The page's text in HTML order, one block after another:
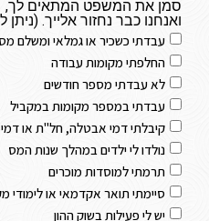
סמן את המשפט המתאים לך,
ואנחנו כבר נחזור אלייך.
עבדתי כשכיר או גמלאי ומשלם
החלפתי מקומות עבודה
לא עבדתי מספר חודשים
עבדתי במספר מקומות במקביל
קיבלתי דמי אבטלה, חל"ת או
נולדו לי ילדים במהלך שנות המס
תרמתי למוסדות מוכרים
סיימתי תואר אקדמאי או לימודי
יש לי פעילות בשוק ההון